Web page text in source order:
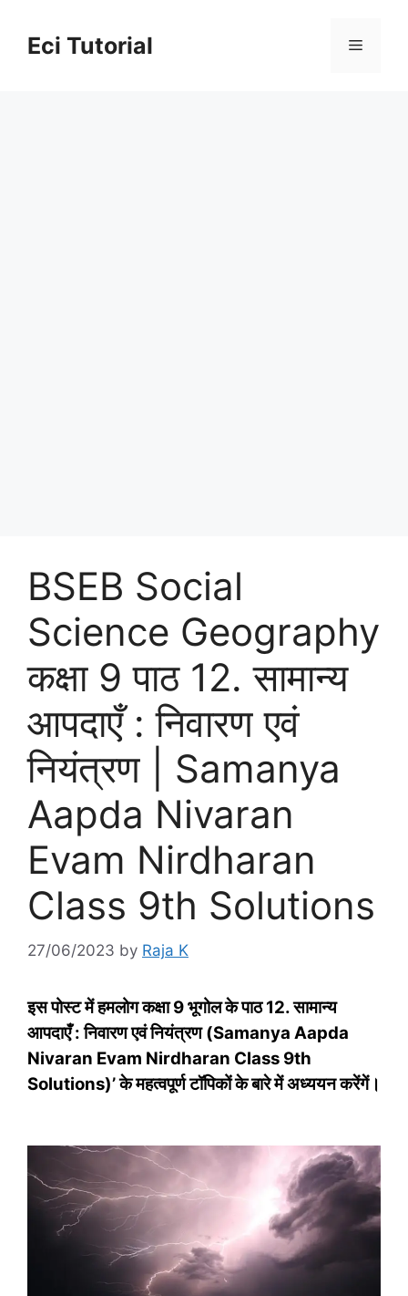
contentEci Tutorial Menu
BSEB Social
Science Geography
कक्षा 9 पाठ 12. सामान्य
आपदाएँ : निवारण एवं
नियंत्रण | Samanya
Aapda Nivaran
Evam Nirdharan
Class 9th Solutions
27/06/2023 by Raja K
इस पोस्‍ट में हमलोग कक्षा 9भूगोलके पाठ 12. सामान्य
आपदाएँ : निवारण एवं नियंत्रण (Samanya Aapda
Nivaran Evam Nirdharan Class 9th
Solutions)’ के महत्‍वपूर्ण टॉपिकों के बारे में अध्‍ययन करेंगें।